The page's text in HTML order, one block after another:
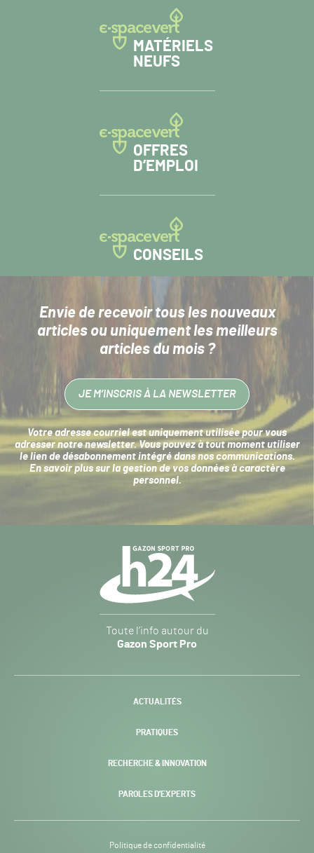
MATÉRIELS
NEUFS
OFFRES
D’EMPLOI
CONSEILS
Envie de recevoir tous les nouveaux
articlesou uniquement les meilleurs
articles du mois ?
JE M’INSCRIS À LA NEWSLETTER
Votre adresse courriel est uniquement utilisée pour vous
adresser notre newsletter. Vous pouvez à tout moment utiliser
le lien de désabonnement intégré dans nos communications.
En savoir plus sur la gestion de vos données à caractère
personnel.
Sport
Pro
-
Toute l’info autour du
Gazon Sport Pro
ACTUALITÉS
PRATIQUES
RECHERCHE & INNOVATION
PAROLES D’EXPERTS
Politique de confidentialité